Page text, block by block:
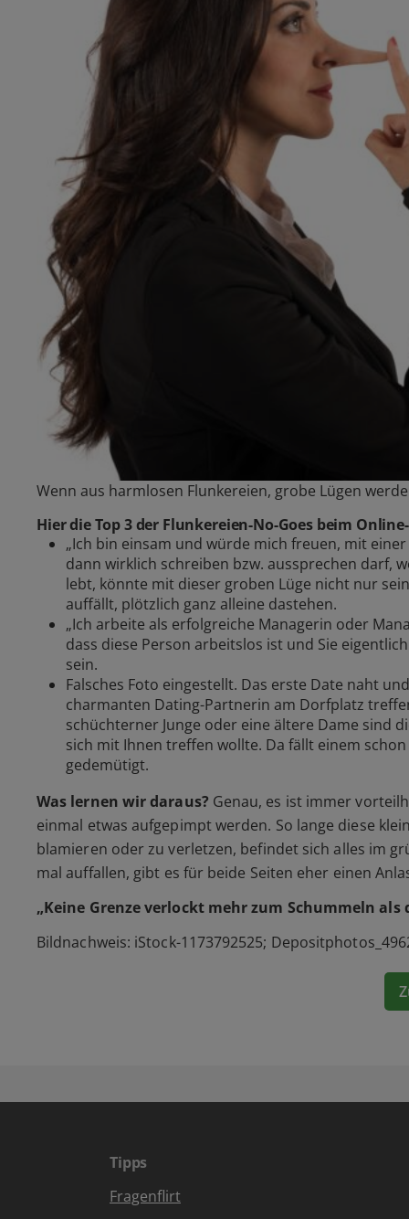
Wenn aus harmlosen Flunkereien, grobe Lügen
Hier die Top 3 der Flunkereien-No-Goes beim
„Ich bin einsam und würde mich freuen, mit
dann wirklich schreiben bzw. aussprechen darf,
lebt, könnte mit dieser groben Lüge nicht nur
auffällt, plötzlich ganz alleine dastehen.
„Ich arbeite als erfolgreiche Managerin oder
dass diese Person arbeitslos ist und Sie
sein.
Falsches Foto eingestellt. Das erste Date naht
charmanten Dating-Partnerin am Dorfplatz
schüchterner Junge oder eine ältere Dame sind
sich mit Ihnen treffen wollte. Da fällt einem
gedemütigt.
Was lernen wir daraus? Genau, es ist immer
einmal etwas aufgepimpt werden. So lange diese
blamieren oder zu verletzen, befindet sich alles im
mal auffallen, gibt es für beide Seiten eher einen
„Keine Grenze verlockt mehr zum Schummeln als
Bildnachweis: iStock-1173792525;
Tipps
Fragenflirt